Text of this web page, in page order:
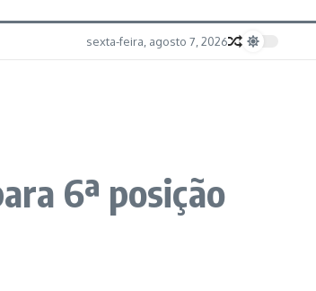
sexta-feira, agosto 7, 2026
6ª posição